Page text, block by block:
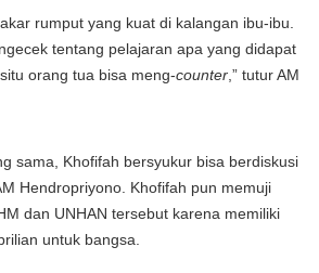
rumput yang kuat di kalangan ibu-ibu.
tentang pelajaran apa yang didapat
orang tua bisa meng-counter ,” tutur AM
sama, Khofifah bersyukur bisa berdiskusi
Hendropriyono. Khofifah pun memuji
dan UNHAN tersebut karena memiliki
untuk bangsa.